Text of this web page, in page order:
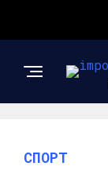
СПОРТ